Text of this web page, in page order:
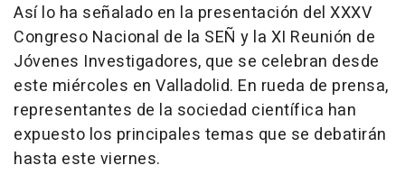
Así lo ha señalado en la presentación del XXXV
Congreso Nacional de la SEÑ y la XI Reunión de
Jóvenes Investigadores, que se celebran desde
este miércoles en Valladolid. En rueda de prensa,
representantes de la sociedad científica han
expuesto los principales temas que se debatirán
hasta este viernes.